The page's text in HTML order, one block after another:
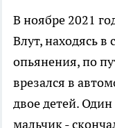
В ноябре 2021
Влут, находясь в
опьянения, по
врезался в
двое детей.
мальчик -